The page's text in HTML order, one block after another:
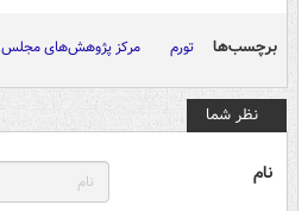
برچسب‌ها تورم مرکز پژوهش‌های مجلس
نظر شما
نام